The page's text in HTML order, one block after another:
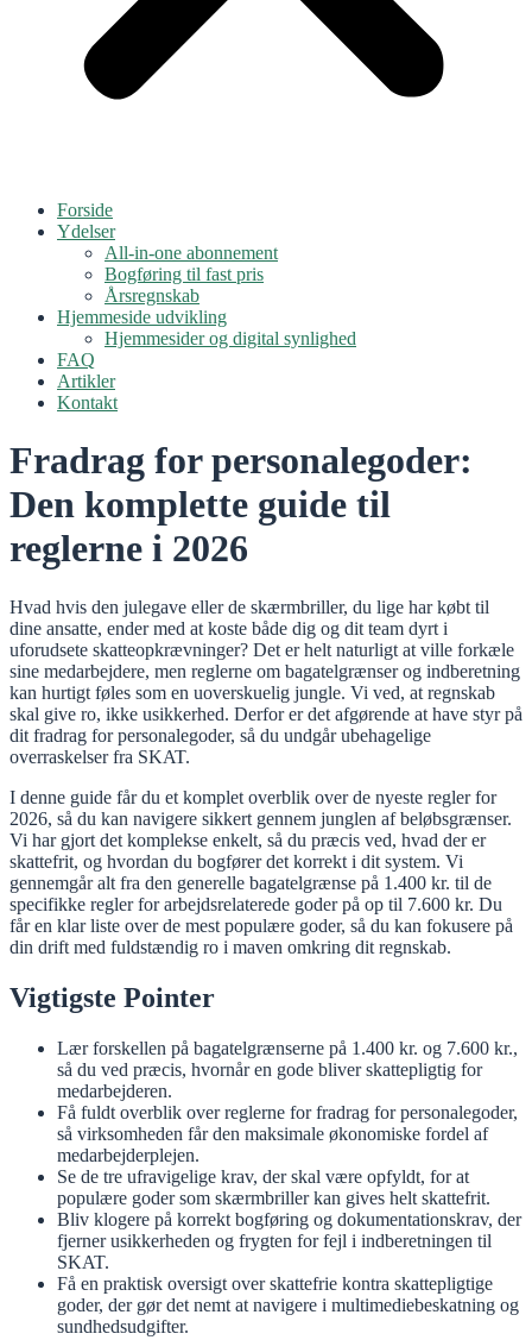
Forside
Ydelser
All-in-one abonnement
Bogføring til fast pris
Årsregnskab
Hjemmeside udvikling
Hjemmesider og digital synlighed
FAQ
Artikler
Kontakt
Fradrag for personalegoder:
Den komplette guide til
reglerne i 2026
Hvad hvis den julegave eller de skærmbriller, du lige har købt til
dine ansatte, ender med at koste både dig og dit team dyrt i
uforudsete skatteopkrævninger? Det er helt naturligt at ville forkæle
sine medarbejdere, men reglerne om bagatelgrænser og indberetning
kan hurtigt føles som en uoverskuelig jungle. Vi ved, at regnskab
skal give ro, ikke usikkerhed. Derfor er det afgørende at have styr på
dit fradrag for personalegoder, så du undgår ubehagelige
overraskelser fra SKAT.
I denne guide får du et komplet overblik over de nyeste regler for
2026, så du kan navigere sikkert gennem junglen af beløbsgrænser.
Vi har gjort det komplekse enkelt, så du præcis ved, hvad der er
skattefrit, og hvordan du bogfører det korrekt i dit system. Vi
gennemgår alt fra den generelle bagatelgrænse på 1.400 kr. til de
specifikke regler for arbejdsrelaterede goder på op til 7.600 kr. Du
får en klar liste over de mest populære goder, så du kan fokusere på
din drift med fuldstændig ro i maven omkring dit regnskab.
Vigtigste Pointer
Lær forskellen på bagatelgrænserne på 1.400 kr. og 7.600 kr.,
så du ved præcis, hvornår en gode bliver skattepligtig for
medarbejderen.
Få fuldt overblik over reglerne for fradrag for personalegoder,
så virksomheden får den maksimale økonomiske fordel af
medarbejderplejen.
Se de tre ufravigelige krav, der skal være opfyldt, for at
populære goder som skærmbriller kan gives helt skattefrit.
Bliv klogere på korrekt bogføring og dokumentationskrav, der
fjerner usikkerheden og frygten for fejl i indberetningen til
SKAT.
Få en praktisk oversigt over skattefrie kontra skattepligtige
goder, der gør det nemt at navigere i multimediebeskatning og
sundhedsudgifter.